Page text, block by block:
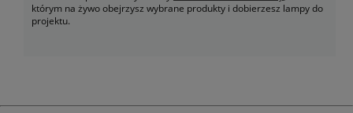
którym na żywo obejrzysz wybrane produkty i dobierzesz lampy do
projektu.